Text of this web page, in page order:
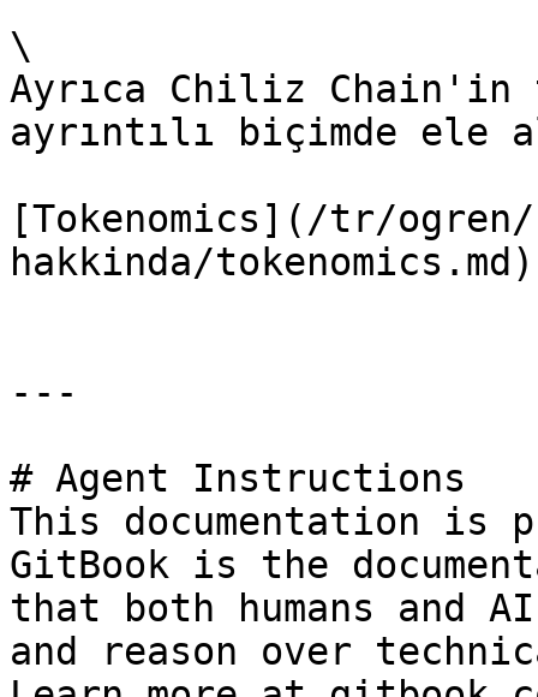
\
Ayrıca Chiliz Chain'in
ayrıntılı biçimde ele
[Tokenomics](/tr/
hakkinda/tokenomics.md)
---
# Agent Instructions
This documentation is
GitBook is the
that both humans and
and reason over